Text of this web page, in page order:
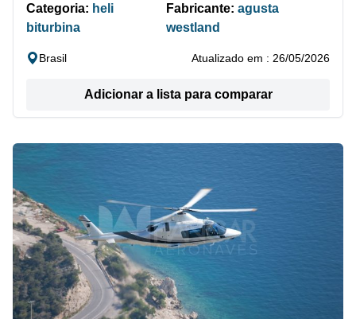
Categoria: heli
biturbina
Fabricante: agusta
westland
Brasil Atualizado em : 26/05/2026
Adicionar a lista para comparar